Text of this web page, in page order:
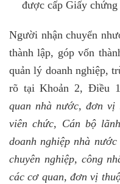
được cấp Giấy
Người nhận chuyển
thành lập, góp vốn
quản lý doanh nghiệp,
rõ tại Khoản 2, Điều
quan nhà nước, đơn
viên chức, Cán bộ
doanh nghiệp nhà
chuyên nghiệp, công
các cơ quan, đơn vị